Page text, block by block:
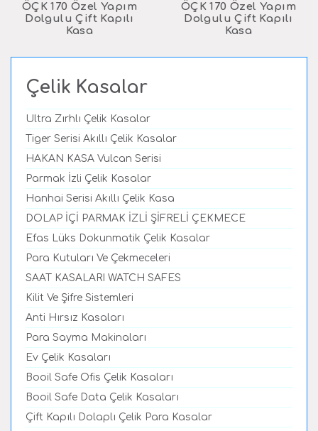
Çelik Kasalar
Ultra Zırhlı Çelik Kasalar
Tiger Serisi Akıllı Çelik Kasalar
HAKAN KASA Vulcan Serisi
Parmak İzli Çelik Kasalar
Hanhai Serisi Akıllı Çelik Kasa
DOLAP İÇİ PARMAK İZLİ ŞİFRELİ ÇEKMECE
Efas Lüks Dokunmatik Çelik Kasalar
Para Kutuları Ve Çekmeceleri
SAAT KASALARI WATCH SAFES
Kilit Ve Şifre Sistemleri
Anti Hırsız Kasaları
Para Sayma Makinaları
Ev Çelik Kasaları
Booil Safe Ofis Çelik Kasaları
Booil Safe Data Çelik Kasaları
Çift Kapılı Dolaplı Çelik Para Kasalar
ÖÇK 170 Özel Yapım
Dolgulu Çift Kapılı
Kasa
ÖÇK 170 Özel Yapım
Dolgulu Çift Kapılı
Kasa